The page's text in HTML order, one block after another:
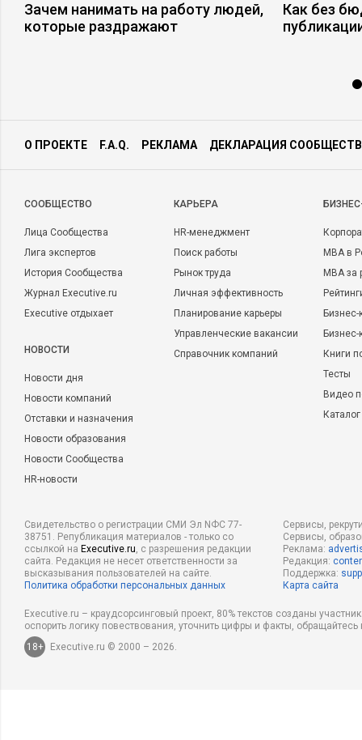
Зачем нанимать на работу людей,
которые раздражают
Как без
О ПРОЕКТЕ F.A.Q. РЕКЛАМА ДЕКЛАРАЦИЯ
CООБЩЕСТВО
Лица Сообщества
Лига экспертов
История Сообщества
Журнал Executive.ru
Executive отдыхает
НОВОСТИ
Новости дня
Новости компаний
Отставки и назначения
Новости образования
Новости Сообщества
HR-новости
КАРЬЕРА
HR-менеджмент
Поиск работы
Рынок труда
Личная эффективность
Планирование карьеры
Управленческие вакансии
Справочник компаний
MBA в
MBA
Бизнес-
Книги
Тесты
Видео
Свидетельство о регистрации СМИ Эл NФС 77-
38751. Републикация материалов - только со
ссылкой на Executive.ru, с разрешения редакции
сайта. Редакция не несет ответственности за
высказывания пользователей на сайте.
Политика обработки персональных данных
Сервисы,
Сервисы,
Реклама:
Редакция:
Поддержка:
Карта сайта
Executive.ru – краудсорсинговый проект, 80% текстов созданы
оспорить логику повествования, уточнить цифры и факты,
18+
Executive.ru © 2000 – 2026.